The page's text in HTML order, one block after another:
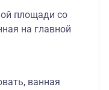
площади со
на главной
ванная